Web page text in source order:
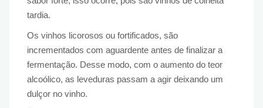
tardia.
Os vinhos licorosos ou fortificados, são
incrementados com aguardente antes de finalizar a
fermentação. Desse modo, com o aumento do teor
alcoólico, as leveduras passam a agir deixando um
dulçor no vinho.